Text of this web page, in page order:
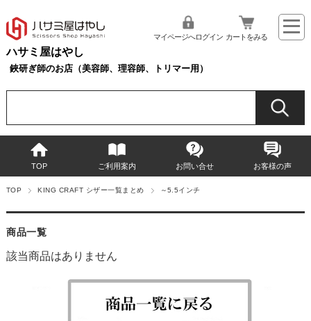
ハサミ屋はやし
鋏研ぎ師のお店（美容師、理容師、トリマー用）
マイページへログイン カートをみる
TOP ご利用案内 お問い合せ お客様の声
TOP KING CRAFT シザー一覧まとめ ～5.5インチ
商品一覧
該当商品はありません